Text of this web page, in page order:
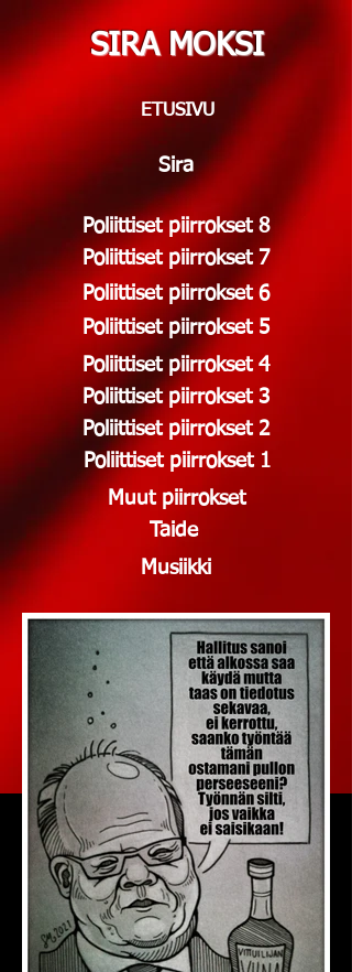
SIRA MOKSI
ETUSIVU
Sira
Poliittiset piirrokset 8
Poliittiset piirrokset 7
Poliittiset piirrokset 6
Poliittiset piirrokset 5
Poliittiset piirrokset 4
Poliittiset piirrokset 3
Poliittiset piirrokset 2
Poliittiset piirrokset 1
Muut piirrokset
Taide
Musiikki